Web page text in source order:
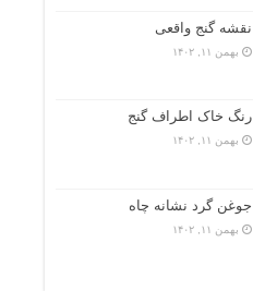
نقشه گنج واقعی
بهمن ۱۱, ۱۴۰۲
رنگ خاک اطراف گنج
بهمن ۱۱, ۱۴۰۲
جوغن گرد نشانه چاه
بهمن ۱۱, ۱۴۰۲